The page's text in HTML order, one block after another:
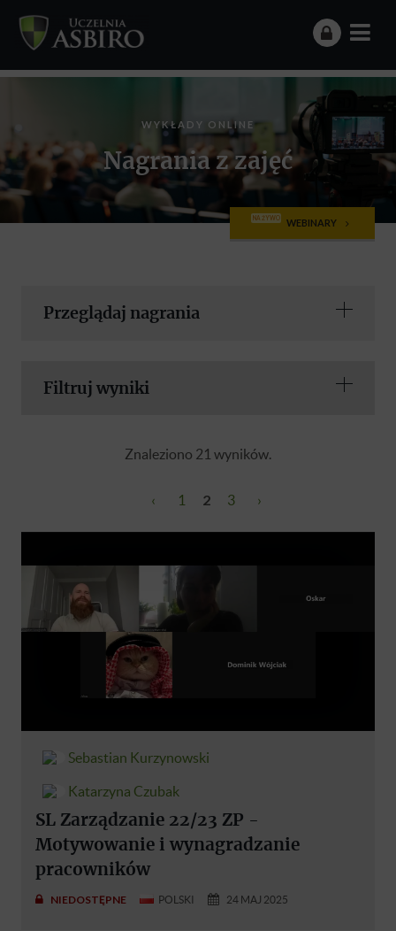
WYKŁADY ONLINE
Nagrania z zajęć
NA ŻYWO WEBINARY
Przeglądaj nagrania
Filtruj wyniki
Znaleziono 21 wyników.
‹ 1 2 3 ›
Sebastian Kurzynowski
Katarzyna Czubak
SL Zarządzanie 22/23 ZP -
Motywowanie i wynagradzanie
pracowników
NIEDOSTĘPNE POLSKI 24 MAJ 2025